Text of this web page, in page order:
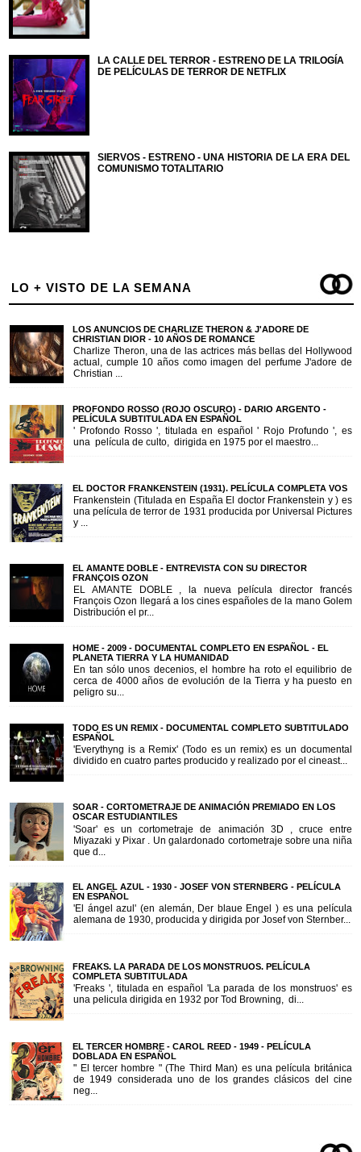
LA CALLE DEL TERROR - ESTRENO DE LA TRILOGÍA
DE PELÍCULAS DE TERROR DE NETFLIX
SIERVOS - ESTRENO - UNA HISTORIA DE LA ERA DEL
COMUNISMO TOTALITARIO
LO + VISTO DE LA SEMANA
LOS ANUNCIOS DE CHARLIZE THERON & J'ADORE DE
CHRISTIAN DIOR - 10 AÑOS DE ROMANCE
Charlize Theron, una de las actrices más bellas del Hollywood
actual, cumple 10 años como imagen del perfume J'adore de
Christian ...
PROFONDO ROSSO (ROJO OSCURO) - DARIO ARGENTO -
PELÍCULA SUBTITULADA EN ESPAÑOL
' Profondo Rosso ', titulada en español ' Rojo Profundo ', es
una película de culto, dirigida en 1975 por el maestro...
EL DOCTOR FRANKENSTEIN (1931). PELÍCULA COMPLETA VOS
Frankenstein (Titulada en España El doctor Frankenstein y ) es
una película de terror de 1931 producida por Universal Pictures
y ...
EL AMANTE DOBLE - ENTREVISTA CON SU DIRECTOR
FRANÇOIS OZON
EL AMANTE DOBLE , la nueva película director francés
François Ozon llegará a los cines españoles de la mano Golem
Distribución el pr...
HOME - 2009 - DOCUMENTAL COMPLETO EN ESPAÑOL - EL
PLANETA TIERRA Y LA HUMANIDAD
En tan sólo unos decenios, el hombre ha roto el equilibrio de
cerca de 4000 años de evolución de la Tierra y ha puesto en
peligro su...
TODO ES UN REMIX - DOCUMENTAL COMPLETO SUBTITULADO
ESPAÑOL
'Everythyng is a Remix' (Todo es un remix) es un documental
dividido en cuatro partes producido y realizado por el cineast...
SOAR - CORTOMETRAJE DE ANIMACIÓN PREMIADO EN LOS
OSCAR ESTUDIANTILES
'Soar' es un cortometraje de animación 3D , cruce entre
Miyazaki y Pixar . Un galardonado cortometraje sobre una niña
que d...
EL ANGEL AZUL - 1930 - JOSEF VON STERNBERG - PELÍCULA
EN ESPAÑOL
'El ángel azul' (en alemán, Der blaue Engel ) es una película
alemana de 1930, producida y dirigida por Josef von Sternber...
FREAKS. LA PARADA DE LOS MONSTRUOS. PELÍCULA
COMPLETA SUBTITULADA
'Freaks ', titulada en español 'La parada de los monstruos' es
una pelicula dirigida en 1932 por Tod Browning, di...
EL TERCER HOMBRE - CAROL REED - 1949 - PELÍCULA
DOBLADA EN ESPAÑOL
" El tercer hombre " (The Third Man) es una película británica
de 1949 considerada uno de los grandes clásicos del cine
neg...